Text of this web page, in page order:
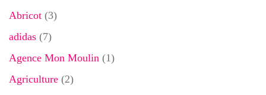
Abricot (3)
adidas (7)
Agence Mon Moulin (1)
Agriculture (2)